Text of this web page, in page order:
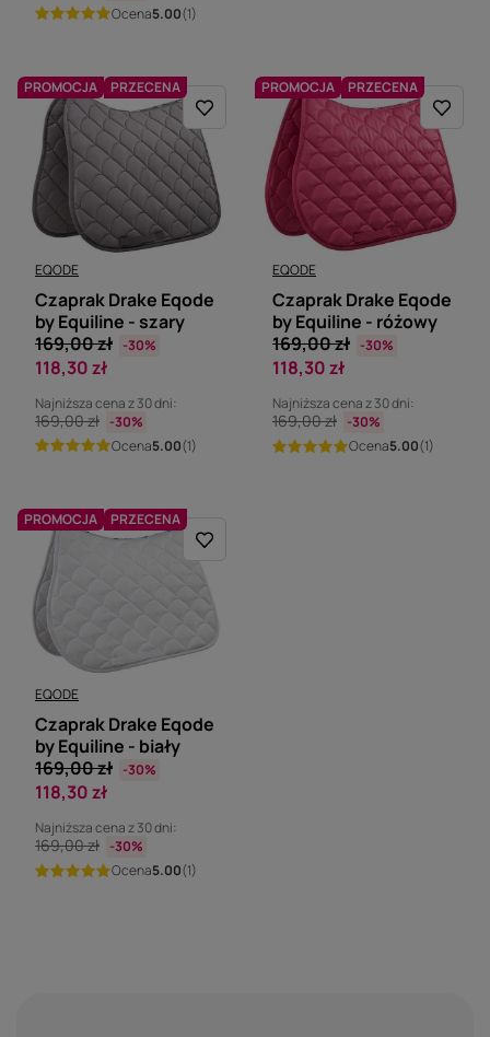
Ocena5.00(1)
PROMOCJA PRZECENA
EQODE
Czaprak Drake Eqode
by Equiline - szary
118,30 zł
Najniższa cena z 30 dni:
169,00 zł -30%
169,00 zł -30%
Ocena5.00(1)
PROMOCJA PRZECENA
EQODE
Czaprak Drake Eqode
by Equiline - różowy
118,30 zł
Najniższa cena z 30 dni:
169,00 zł -30%
169,00 zł -30%
Ocena5.00(1)
PROMOCJA PRZECENA
EQODE
Czaprak Drake Eqode
by Equiline - biały
118,30 zł
Najniższa cena z 30 dni:
169,00 zł -30%
169,00 zł -30%
Ocena5.00(1)